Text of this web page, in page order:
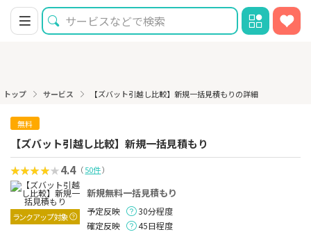
トップ サービス 【ズバット引越し比較】新規一括見積もりの詳細
無料
【ズバット引越し比較】新規一括見積もり
4.4（50件）
ランクアップ対象
新規無料一括見積もり
予定反映
30分程度
確定反映
45日程度